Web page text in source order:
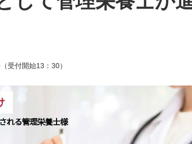
受付開始13：30）